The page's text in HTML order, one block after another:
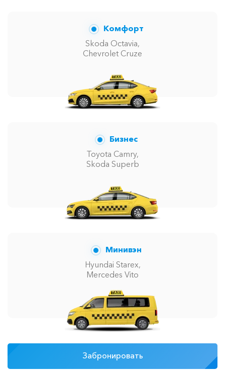
Комфорт
Skoda Octavia,
Chevrolet Cruze
Бизнес
Toyota Camry,
Skoda Superb
Минивэн
Hyundai Starex,
Mercedes Vito
Забронировать